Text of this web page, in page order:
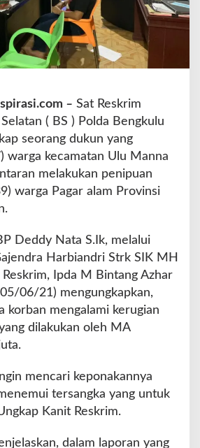
,
u
k
u
i
t
a
g
k
a
o
i
s
i
– Sat Reskrim
( BS ) Polda Bengkulu
seorang dukun yang
warga kecamatan Ulu Manna
melakukan penipuan
warga Pagar alam Provinsi
Deddy Nata S.Ik, melalui
Harbiandri Strk SIK MH
Ipda M Bintang Azhar
06/21) mengungkapkan,
korban mengalami kerugian
dilakukan oleh MA
mencari keponakannya
tersangka yang untuk
Kanit Reskrim.
dalam laporan yang